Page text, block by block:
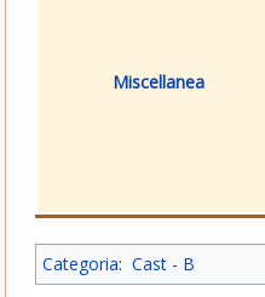
Miscellanea
Categoria: Cast - B